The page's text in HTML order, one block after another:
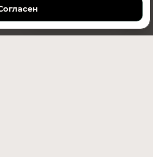
Обратный звонок